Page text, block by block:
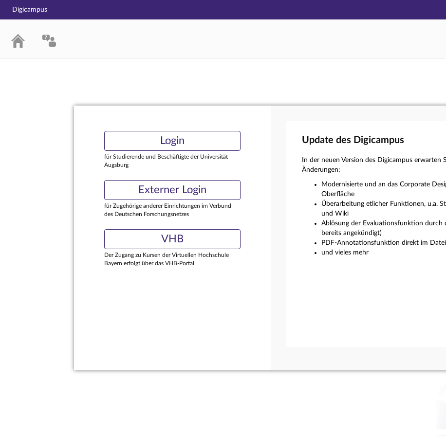
Hauptnavigation
Fußzeile
Digicampus
Login
für Studierende und Beschäftigte der Universität
Augsburg
Externer Login
für Zugehörige anderer Einrichtungen im Verbund
des Deutschen Forschungsnetzes
VHB
Der Zugang zu Kursen der Virtuellen Hochschule
Bayern erfolgt über das VHB-Portal
Update des Digicampus
In der neuen Version des Digicampus erwarten
Änderungen:
Modernisierte und an das Corporate
Oberfläche
Überarbeitung etlicher Funktionen, u.a.
und Wiki
Ablösung der Evaluationsfunktion durch
bereits angekündigt)
PDF-Annotationsfunktion direkt im
und vieles mehr